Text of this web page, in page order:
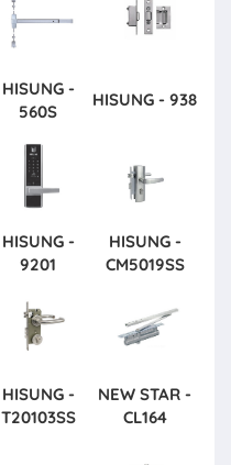
HISUNG -
560S
HISUNG - 938
HISUNG -
9201
HISUNG -
CM5019SS
HISUNG -
T20103SS
NEW STAR -
CL164